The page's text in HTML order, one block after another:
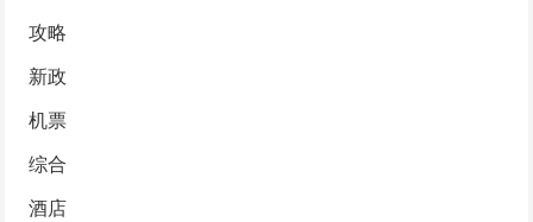
攻略
新政
机票
综合
酒店